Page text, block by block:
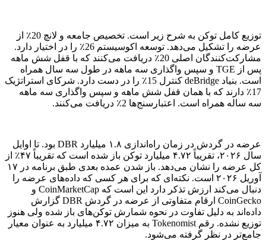
توزیع کامل توکن به شرح زیر است. تخصیص جامعه و لانچ 20٪ از
عرضه را تشکیل می‌دهد. توسعه اکوسیستم 26٪ را در اختیار دارد.
مشارکت‌کنندگان اصلی 20٪ دریافت می‌کنند که با قفل شش ماهه
پس از TGE و سپس واگذاری سه ماهه در طول سه سال همراه
است. بنیاد deBridge کنترل 15٪ را در دست دارد. شرکای استراتژیک
17٪ دارند که با همان قفل شش ماهه و سپس واگذاری سه ماهه
سه ساله همراه است. اعتبارسنج‌ها 2٪ دریافت می‌کنند.
عرضه در گردش در زمان راه‌اندازی ۱.۸ میلیارد DBR بود. تا اوایل
سال ۲۰۲۶، تقریباً ۴.۷۲ میلیارد توکن باز شده است که تقریباً ۴۷٪ از
کل عرضه را نشان می‌دهد. باز شدن عمده بعدی طبق برنامه در ۱۷
آوریل ۲۰۲۶ است. نکته‌ای که برای هر کسی که داده‌های عرضه را
دنبال می‌کند ارزش تذکر دارد این است که CoinMarketCap و
CoinGecko ارقام متفاوتی از عرضه در گردش DBR گزارش
داده‌اند به دلیل تفاوت در نحوه شمارش توکن‌های باز شده ولی هنوز
توزیع نشده. رقم Tokenomist به میزان ۴.۷۲ میلیارد به عنوان معیار
جامع‌تر در نظر گرفته می‌شود.